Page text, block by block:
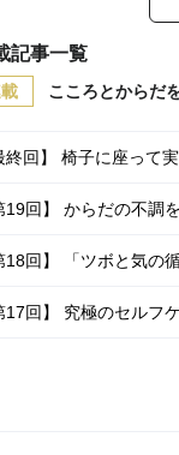
記事一覧
こころとからだ
終回】 椅子に座っ
19回】 からだの不調
18回】 「ツボと気の
17回】 究極のセル